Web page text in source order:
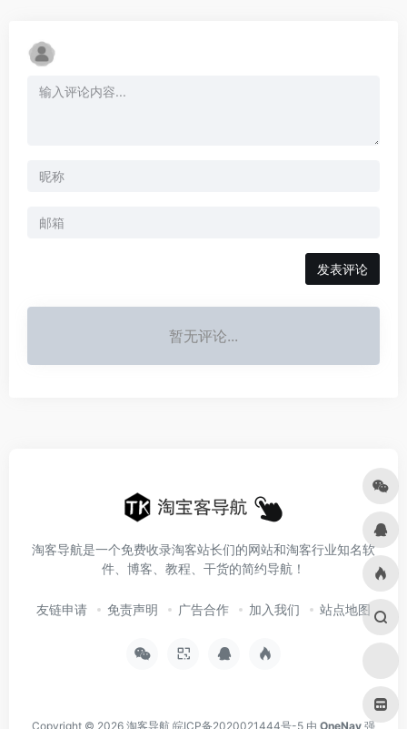
发表评论
暂无评论...
淘客导航是一个免费收录淘客站长们的网站和淘客行业知名软
件、博客、教程、干货的简约导航！
友链申请 免责声明 广告合作 加入我们 站点地图
Copyright © 2026 淘客导航 皖ICP备2020021444号-5 由 OneNav 强